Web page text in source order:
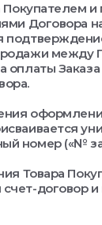
Покупателем
Договора
между
оплаты
номер («№
Товара
договор и